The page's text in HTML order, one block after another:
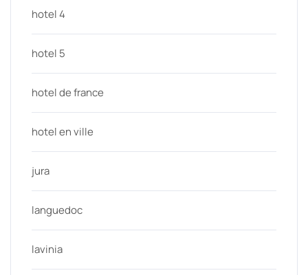
hotel 4
hotel 5
hotel de france
hotel en ville
jura
languedoc
lavinia